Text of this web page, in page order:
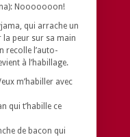
Nooooooon!
qui arrache un
peur sur sa main
recolle l’auto-
à l’habillage.
m’habiller avec
qui t’habille ce
de bacon qui